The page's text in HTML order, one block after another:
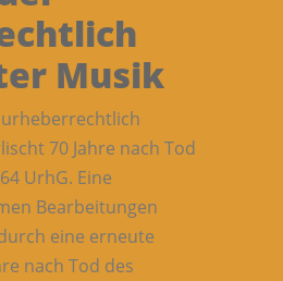
Musik
70 Jahre nach Tod
UrhG. Eine
Bearbeitungen
eine erneute
nach Tod des